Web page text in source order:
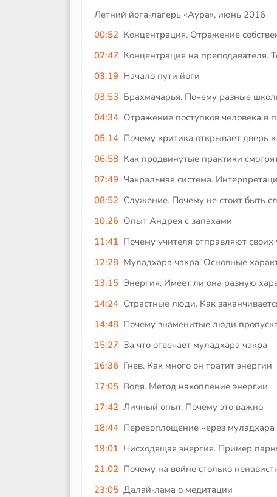
Летний йога-лагерь «Аура», июнь 2016
00:52 Концентрация. Отражение
02:47 Концентрация на преподавателя.
03:19 Начало пути йоги
03:53 Брахмачарья. Почему разные
04:34 Отражение поступков человека в
05:14 Почему критика открывает дверь
06:58 Как продвинутые практики
07:49 Чакральная система.
08:52 Служение. Почему не стоит быть
10:26 Опыт Андрея с запахами
11:41 Почему учителя отправляют своих
12:28 Муладхара чакра. Основные
13:15 Энергия. Имеет ли она разную
14:24 Страстные люди. Как
14:48 Почему знаменитые люди
15:27 За что отвечает муладхара чакра
16:36 Гнев. Как много он тратит энергии
17:05 Воля. Метод накопление энергии
17:42 Личный опыт. Почему это важно
18:44 Перевоплощение через муладхара
19:01 Нисходящая энергия. Пример
21:02 Почему на войне столько
23:05 Далай-лама о медитации